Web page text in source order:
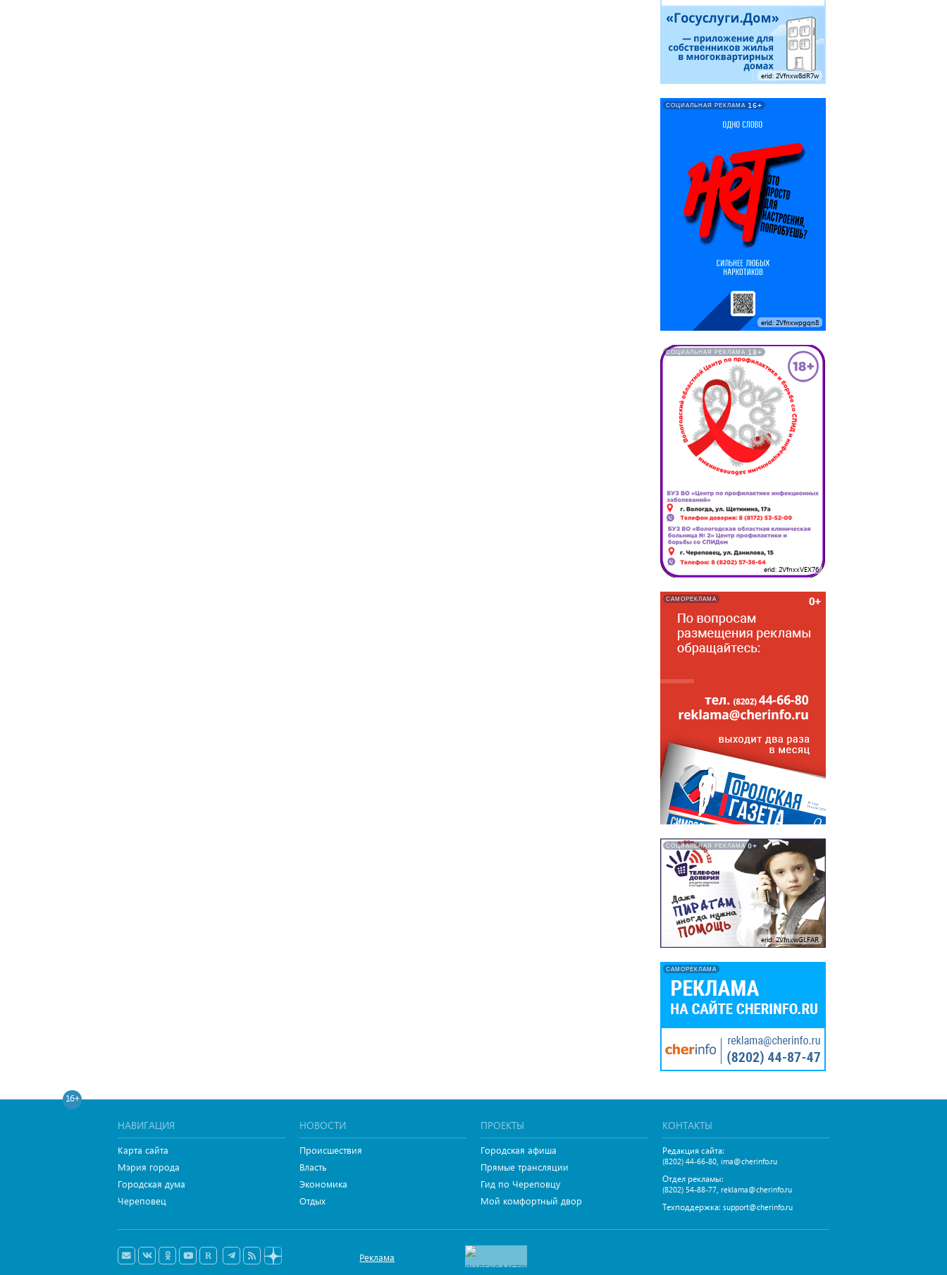
erid: 2Vfnxw8dR7w
СОЦИАЛЬНАЯ РЕКЛАМА 16+
erid: 2Vfnxwpgqn8
СОЦИАЛЬНАЯ РЕКЛАМА 18+
erid: 2VfnxxVEX76
САМОРЕКЛАМА
СОЦИАЛЬНАЯ РЕКЛАМА 0+
erid: 2VfnxwGLFAR
САМОРЕКЛАМА
16+
НАВИГАЦИЯ
Карта сайта
Мэрия города
Городская дума
Череповец
НОВОСТИ
Происшествия
Власть
Экономика
Отдых
ПРОЕКТЫ
Городская афиша
Прямые трансляции
Гид по Череповцу
Мой комфортный двор
КОНТАКТЫ
Редакция сайта:
(8202) 44-66-80, ima@cherinfo.ru
Отдел рекламы:
(8202) 54-88-77, reklama@cherinfo.ru
Техподдержка: support@cherinfo.ru
Реклама